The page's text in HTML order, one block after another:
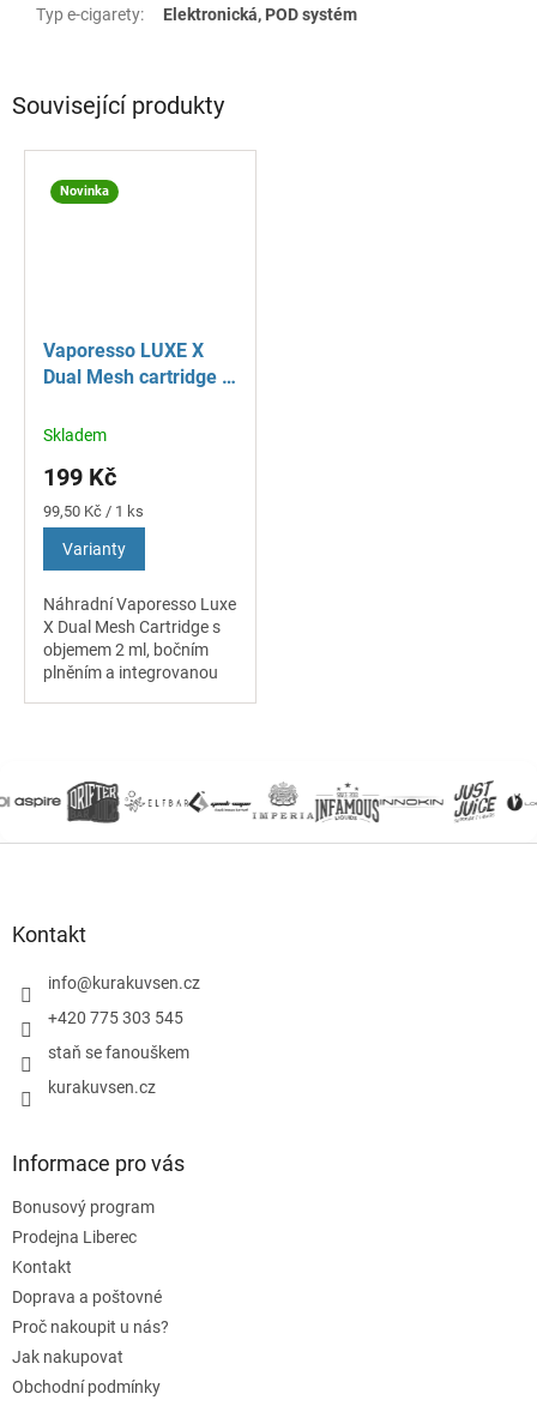
Související produkty
Novinka
Vaporesso LUXE X
Dual Mesh cartridge -
Skladem
199 Kč
Měrná
cena:
99,50 Kč / 1 ks
Varianty
Náhradní Vaporesso Luxe
X Dual Mesh Cartridge s
objemem 2 ml, bočním
plněním a integrovanou
Typ e-cigarety: Elektronická, POD systém
Kontakt
info@kurakuvsen.cz
+420 775 303 545
staň se fanouškem
kurakuvsen.cz
Informace pro vás
Bonusový program
Prodejna Liberec
Kontakt
Doprava a poštovné
Proč nakoupit u nás?
Jak nakupovat
Obchodní podmínky